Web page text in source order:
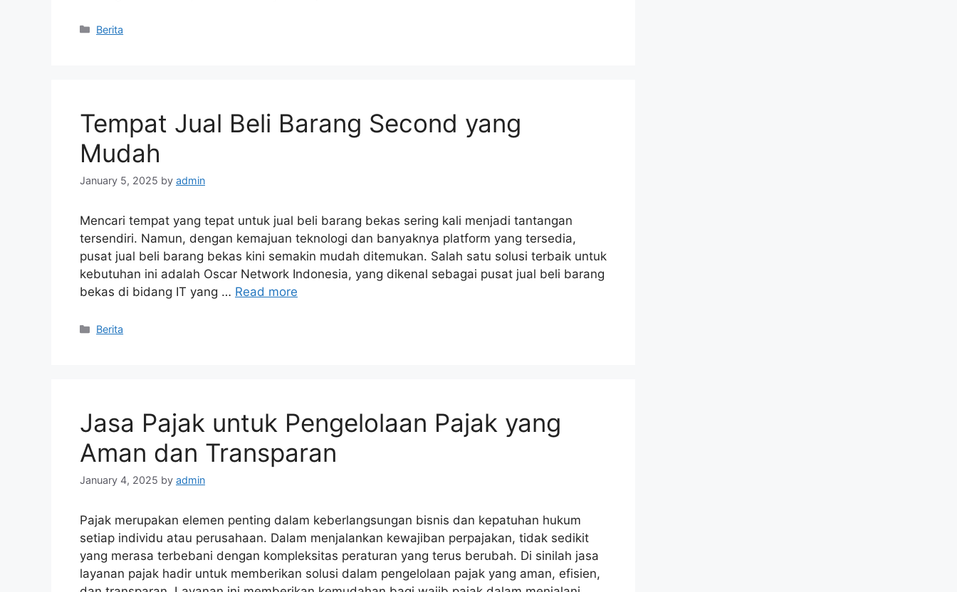
Categories
Berita
Tempat Jual Beli Barang Second yang
Mudah
January 5, 2025 by admin
Mencari tempat yang tepat untuk jual beli barang bekas sering kali menjadi tantangan
tersendiri. Namun, dengan kemajuan teknologi dan banyaknya platform yang tersedia,
pusat jual beli barang bekas kini semakin mudah ditemukan. Salah satu solusi terbaik untuk
kebutuhan ini adalah Oscar Network Indonesia, yang dikenal sebagai pusat jual beli barang
bekas di bidang IT yang … Read more
Categories
Berita
Jasa Pajak untuk Pengelolaan Pajak yang
Aman dan Transparan
January 4, 2025 by admin
Pajak merupakan elemen penting dalam keberlangsungan bisnis dan kepatuhan hukum
setiap individu atau perusahaan. Dalam menjalankan kewajiban perpajakan, tidak sedikit
yang merasa terbebani dengan kompleksitas peraturan yang terus berubah. Di sinilah jasa
layanan pajak hadir untuk memberikan solusi dalam pengelolaan pajak yang aman, efisien,